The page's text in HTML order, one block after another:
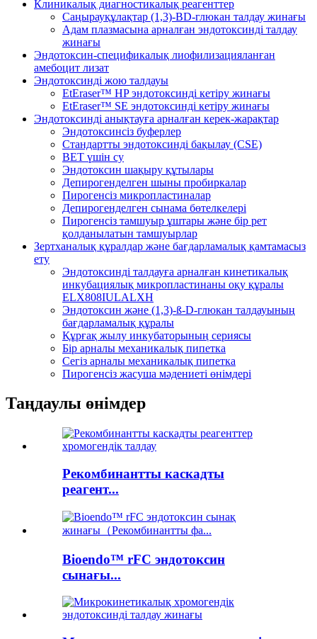
Клиникалық диагностикалық реагенттер
Саңырауқұлақтар (1,3)-BD-глюкан талдау жинағы
Адам плазмасына арналған эндотоксинді талдау
жинағы
Эндотоксин-спецификалық лиофилизацияланған
амебоцит лизат
Эндотоксинді жою талдауы
EtEraser™ HP эндотоксинді кетіру жинағы
EtEraser™ SE эндотоксинді кетіру жинағы
Эндотоксинді анықтауға арналған керек-жарақтар
Эндотоксинсіз буферлер
Стандартты эндотоксинді бақылау (CSE)
BET үшін су
Эндотоксин шақыру құтылары
Депирогенделген шыны пробиркалар
Пирогенсіз микропластиналар
Депирогенделген сынама бөтелкелері
Пирогенсіз тамшуыр ұштары және бір рет
қолданылатын тамшуырлар
Зертханалық құралдар және бағдарламалық қамтамасыз
ету
Эндотоксинді талдауға арналған кинетикалық
инкубациялық микропластинаны оқу құралы
ELX808IULALXH
Эндотоксин және (1,3)-ß-D-глюкан талдауының
бағдарламалық құралы
Құрғақ жылу инкубаторының сериясы
Бір арналы механикалық пипетка
Сегіз арналы механикалық пипетка
Пирогенсіз жасуша мәдениеті өнімдері
Таңдаулы өнімдер
Рекомбинантты каскадты
реагент...
Bioendo™ rFC эндотоксин
сынағы...